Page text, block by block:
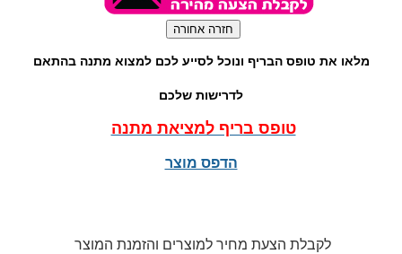
מלאו את טופס הבריף ונוכל לסייע לכם למצוא מתנה בהתאם
לדרישות שלכם
טופס בריף למציאת מתנה
הדפס מוצר
לקבלת הצעת מחיר למוצרים והזמנת המוצר